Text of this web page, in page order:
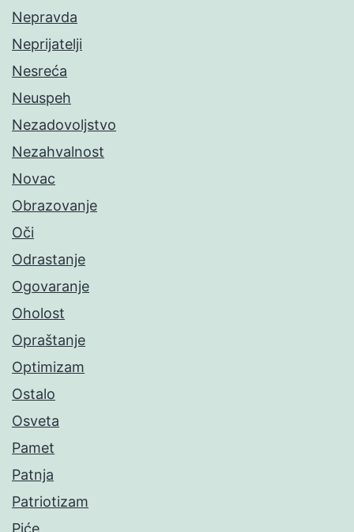
Nepravda
Neprijatelji
Nesreća
Neuspeh
Nezadovoljstvo
Nezahvalnost
Novac
Obrazovanje
Oči
Odrastanje
Ogovaranje
Oholost
Opraštanje
Optimizam
Ostalo
Osveta
Pamet
Patnja
Patriotizam